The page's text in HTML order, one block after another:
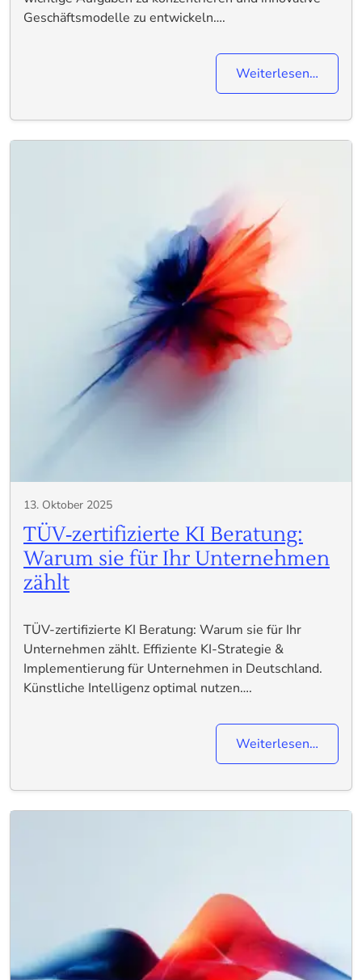
Geschäftsmodelle zu entwickeln….
Weiterlesen…
13. Oktober 2025
TÜV‑zertifizierte KI Beratung:
Warum sie für Ihr Unternehmen
zählt
TÜV-zertifizierte KI Beratung: Warum sie für Ihr
Unternehmen zählt. Effiziente KI-Strategie &
Implementierung für Unternehmen in Deutschland.
Künstliche Intelligenz optimal nutzen….
Weiterlesen…